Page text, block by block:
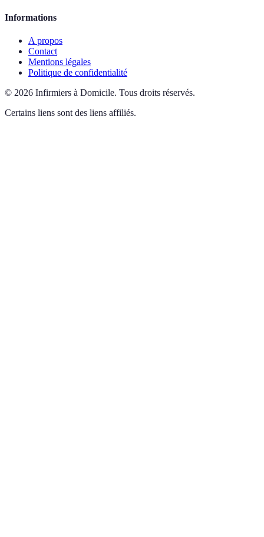
Informations
A propos
Contact
Mentions légales
Politique de confidentialité
© 2026 Infirmiers à Domicile. Tous droits réservés.
Certains liens sont des liens affiliés.